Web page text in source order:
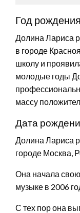
Год рождения
Долина Лариса
в городе
школу и
молодые годы
массу
Дата
Долина Лариса
городе Москва,
Она начала
музыке в 2006
С тех пор она